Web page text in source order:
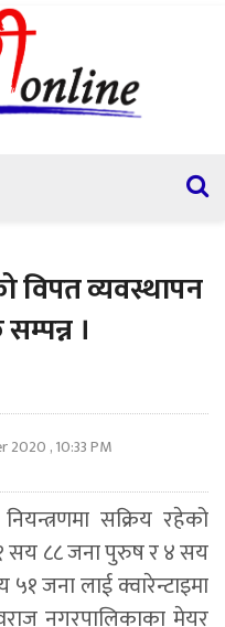
विपत व्यवस्थापन
।
2020 , 10:33 PM
सक्रिय रहेको
सय ८८ जना पुरुष र ४ सय
जना लाई क्वारेन्टाइमा
नगरपालिकाका मेयर